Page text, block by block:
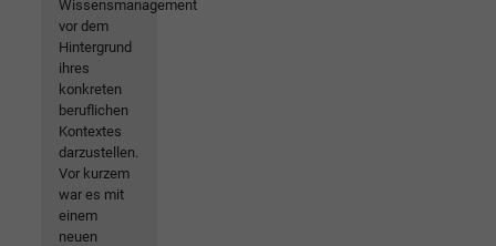
Wissensmanagement
vor dem
Hintergrund
ihres
konkreten
beruflichen
Kontextes
darzustellen.
Vor kurzem
war es mit
einem
neuen